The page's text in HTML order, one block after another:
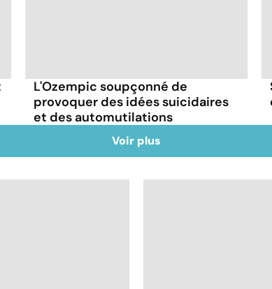
L'Ozempic soupçonné de
provoquer des idées suicidaires
et des automutilations
Voir plus